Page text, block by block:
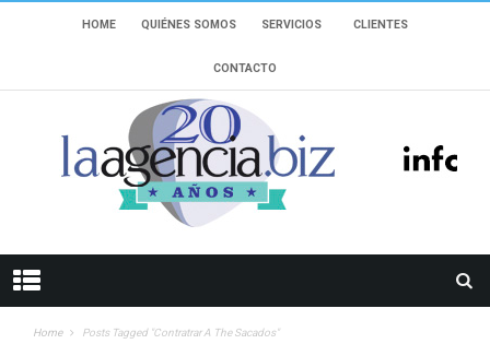
HOME QUIÉNES SOMOS SERVICIOS CLIENTES
CONTACTO
Home Posts Tagged "Contratrar A The Sacados"